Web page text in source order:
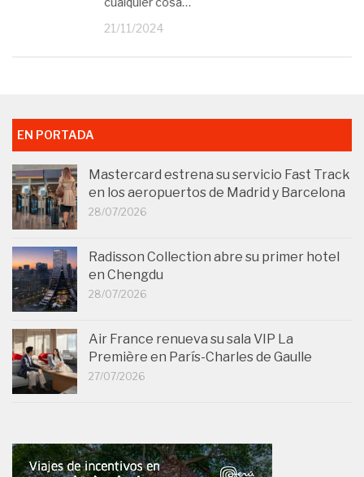
21/11/2024
EN PORTADA
Mastercard estrena su servicio Fast Track
en los aeropuertos de Madrid y Barcelona
28/07/2026
Radisson Collection abre su primer hotel
en Chengdu
28/07/2026
Air France renueva su sala VIP La
Première en París-Charles de Gaulle
27/07/2026